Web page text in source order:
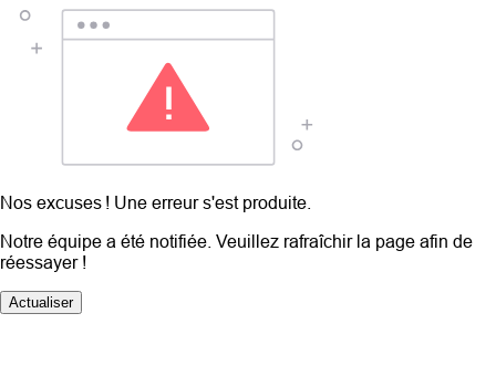
Nos excuses ! Une erreur s'est produite.
Notre équipe a été notifiée. Veuillez rafraîchir la page afin de
réessayer !
Actualiser